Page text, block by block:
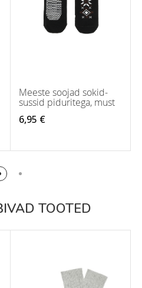
Meeste soojad sokid-
sussid piduritega, must
6,95 €
TOOTED